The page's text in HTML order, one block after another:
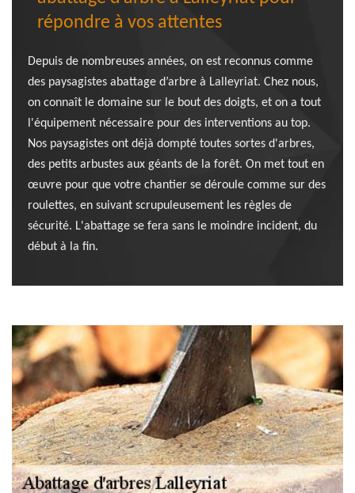
répondre à vos attentes
Depuis de nombreuses années, on est reconnus comme
des paysagistes abattage d’arbre à Lalleyriat. Chez nous,
on connaît le domaine sur le bout des doigts, et on a tout
l'équipement nécessaire pour des interventions au top.
Nos paysagistes ont déjà dompté toutes sortes d'arbres,
des petits arbustes aux géants de la forêt. On met tout en
œuvre pour que votre chantier se déroule comme sur des
roulettes, en suivant scrupuleusement les règles de
sécurité. L'abattage se fera sans le moindre incident, du
début à la fin.